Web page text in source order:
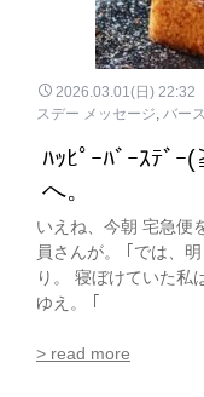
2026.03.01(日) 22:32
スデー メッセージ, バー
ﾊｯﾋﾟｰﾊﾞｰｽﾃﾞ
へ。
いえね、今朝 宅急便
員さんが。 ｢では、
り。 寝ぼけていた私
ゆえ。 ｢
> read more